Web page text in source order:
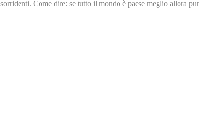
sorridenti. Come dire: se tutto il mondo è paese meglio allora